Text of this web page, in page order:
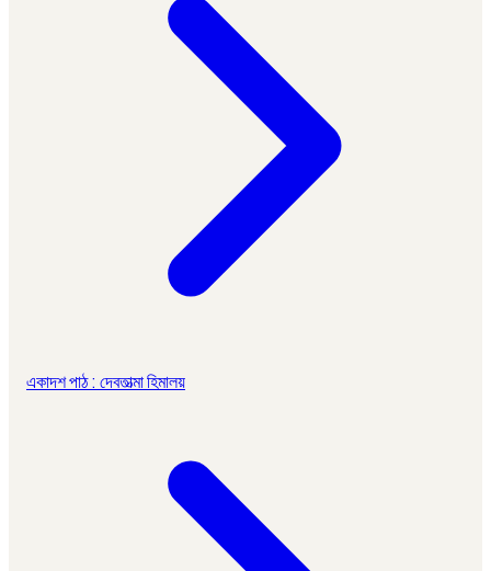
একাদশ পাঠ : দেবতাত্মা হিমালয়